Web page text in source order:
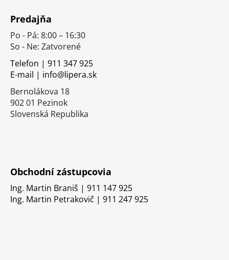
Predajňa
Po - Pá: 8:00 – 16:30
So - Ne: Zatvorené
Telefon | 911 347 925
E-mail | info@lipera.sk
Bernolákova 18
902 01 Pezinok
Slovenská Republika
Obchodní zástupcovia
Ing. Martin Braniš | 911 147 925
Ing. Martin Petrakovič | 911 247 925